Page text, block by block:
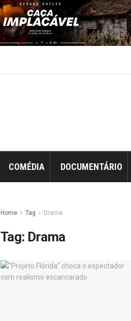
COMÉDIA DOCUMENTÁRIO
Home Tag Drama
Tag: Drama